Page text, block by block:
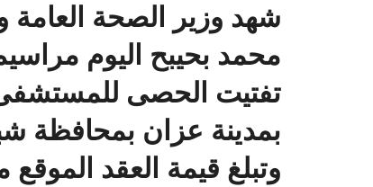
شهد وزير الصحة العامة
محمد بحيبح اليوم
تفتيت الحصى
بمدينة عزان بمحافظة
وتبلغ قيمة العقد